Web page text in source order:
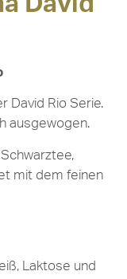
David Rio Serie.
ausgewogen.
mit dem feinen
Laktose und